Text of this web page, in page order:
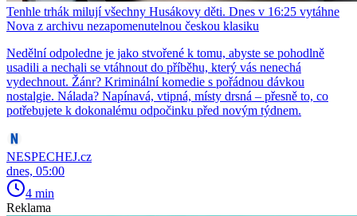
Tenhle trhák milují všechny Husákovy děti. Dnes v 16:25 vytáhne
Nova z archivu nezapomenutelnou českou klasiku
Nedělní odpoledne je jako stvořené k tomu, abyste se pohodlně
usadili a nechali se vtáhnout do příběhu, který vás nenechá
vydechnout. Žánr? Kriminální komedie s pořádnou dávkou
nostalgie. Nálada? Napínavá, vtipná, místy drsná – přesně to, co
potřebujete k dokonalému odpočinku před novým týdnem.
NESPECHEJ.cz
dnes, 05:00
4 min
Reklama